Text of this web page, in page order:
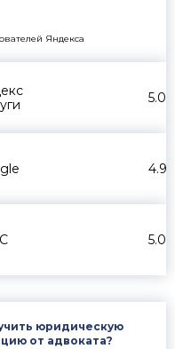
Яндекса
5.0
4.9
5.0
юридическую
от адвоката?